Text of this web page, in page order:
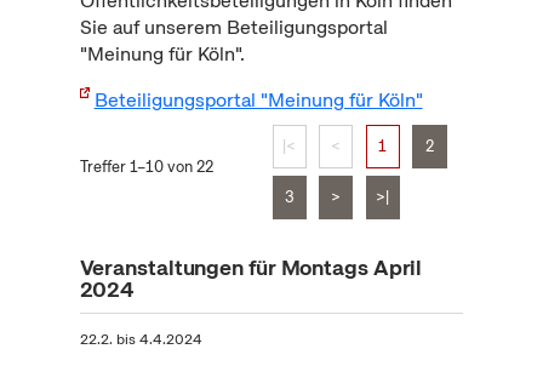
Sie auf unserem Beteiligungsportal
"Meinung für Köln".
Beteiligungsportal "Meinung für Köln"
Treffer 1–10 von 22
|< < 1 2
3 > >|
Veranstaltungen für Montags April
2024
22.2. bis4.4.2024